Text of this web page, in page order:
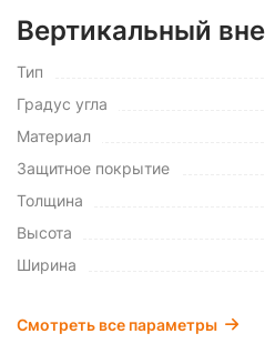
Вертикальный
Тип
Градус угла
Материал
Защитное покрытие
Толщина
Высота
Ширина
Смотреть все параметры